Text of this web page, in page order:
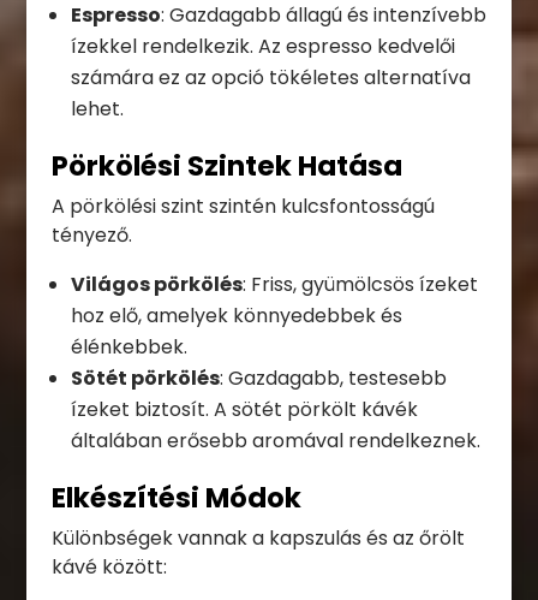
Espresso: Gazdagabb állagú és intenzívebb
ízekkel rendelkezik. Az espresso kedvelői
számára ez az opció tökéletes alternatíva
lehet.
Pörkölési Szintek Hatása
A pörkölési szint szintén kulcsfontosságú
tényező.
Világos pörkölés: Friss, gyümölcsös ízeket
hoz elő, amelyek könnyedebbek és
élénkebbek.
Sötét pörkölés: Gazdagabb, testesebb
ízeket biztosít. A sötét pörkölt kávék
általában erősebb aromával rendelkeznek.
Elkészítési Módok
Különbségek vannak a kapszulás és az őrölt
kávé között: